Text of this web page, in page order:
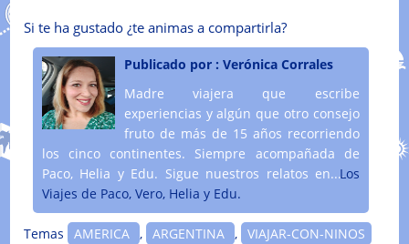
Si te ha gustado ¿te animas a compartirla?
Publicado por : Verónica Corrales
Madre viajera que escribe
experiencias y algún que otro consejo
fruto de más de 15 años recorriendo
los cinco continentes. Siempre acompañada de
Paco, Helia y Edu. Sigue nuestros relatos en....
Los
Viajes de Paco, Vero, Helia y Edu.
Temas AMERICA , ARGENTINA , VIAJAR-CON-NINOS